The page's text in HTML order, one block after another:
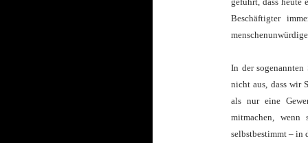
Beschäftigter
In der
nicht aus, dass wir
als nur eine
mitmachen,
selbstbestimmt – in